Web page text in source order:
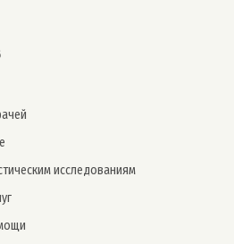
исследованиям